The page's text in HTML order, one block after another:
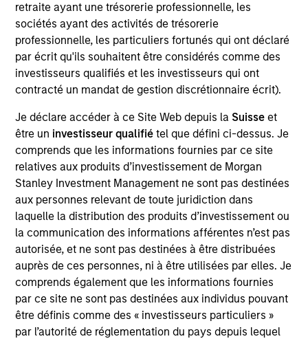
retraite ayant une trésorerie professionnelle, les
sociétés ayant des activités de trésorerie
professionnelle, les particuliers fortunés qui ont déclaré
par écrit qu'ils souhaitent être considérés comme des
investisseurs qualifiés et les investisseurs qui ont
contracté un mandat de gestion discrétionnaire écrit).
Je déclare accéder à ce Site Web depuis la Suisse et
être un investisseur qualifiétel que défini ci-dessus. Je
comprends que les informations fournies par ce site
relatives aux produits d’investissement de Morgan
Stanley Investment Management ne sont pas destinées
aux personnes relevant de toute juridiction dans
laquelle la distribution des produits d’investissement ou
la communication des informations afférentes n’est pas
autorisée, et ne sont pas destinées à être distribuées
auprès de ces personnes, ni à être utilisées par elles. Je
comprends également que les informations fournies
par ce site ne sont pas destinées aux individus pouvant
être définis comme des « investisseurs particuliers »
par l’autorité de réglementation du pays depuis lequel
Transaction Type
Senior Secured Note
Lightbend provides an opensource platform for
building reactive applications for the JVM, consisting
of the Play Framework, Akka middleware and Scala
programming langua, with additional supporting
products and development tools such as the Slick
database library for Scala and the sbt build tool.
Lightbend also provides training, consulting and
commercial support on the platform.
View Current Employment Opportunities
View Site
Investment Team
Morgan Stanley Expansion Capital